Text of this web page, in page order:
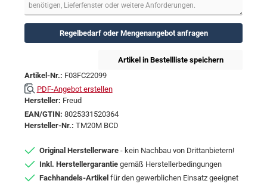
Regelbedarf oder Mengenangebot anfragen
Artikel in Bestellliste speichern
Artikel-Nr.: F03FC22099
PDF-Angebot erstellen
Hersteller: Freud
EAN/GTIN: 8025331520364
Hersteller-Nr.: TM20M BCD
Original Herstellerware - kein Nachbau von Drittanbietern!
Inkl. Herstellergarantie gemäß Herstellerbedingungen
Fachhandels-Artikel für den gewerblichen Einsatz geeignet